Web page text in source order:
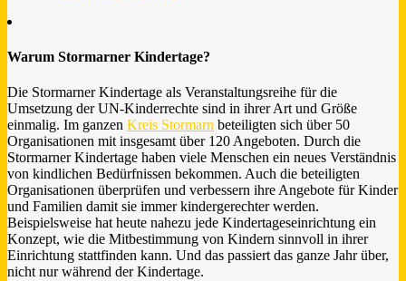
Warum Stormarner Kindertage?
Die Stormarner Kindertage als Veranstaltungsreihe für die
Umsetzung der UN-Kinderrechte sind in ihrer Art und Größe
einmalig. Im ganzen Kreis Stormarn beteiligten sich über 50
Organisationen mit insgesamt über 120 Angeboten. Durch die
Stormarner Kindertage haben viele Menschen ein neues Verständnis
von kindlichen Bedürfnissen bekommen. Auch die beteiligten
Organisationen überprüfen und verbessern ihre Angebote für Kinder
und Familien damit sie immer kindergerechter werden.
Beispielsweise hat heute nahezu jede Kindertageseinrichtung ein
Konzept, wie die Mitbestimmung von Kindern sinnvoll in ihrer
Einrichtung stattfinden kann. Und das passiert das ganze Jahr über,
nicht nur während der Kindertage.